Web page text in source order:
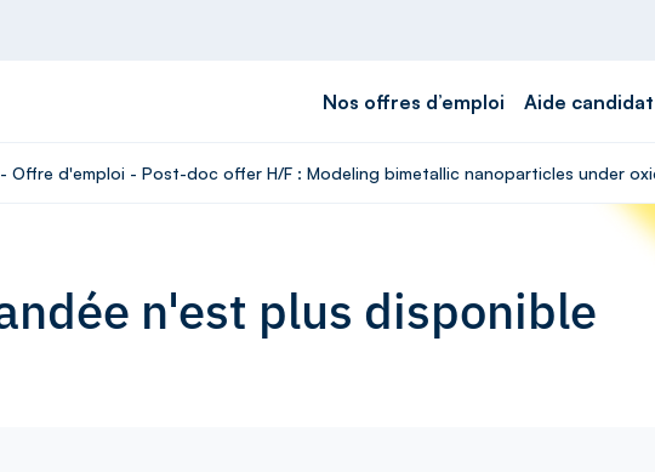
Nos offres d’emploi Aide candidat
- Offre d'emploi - Post-doc offer H/F : Modeling bimetallic nanoparticles under
n'est plus disponible